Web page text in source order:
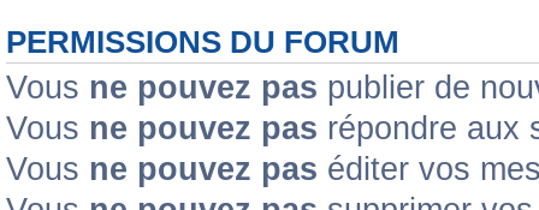
PERMISSIONS DU FORUM
Vous ne pouvez pas publier de
Vous ne pouvez pas répondre aux
Vous ne pouvez pas éditer vos